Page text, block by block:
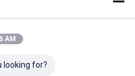
AM
looking for?